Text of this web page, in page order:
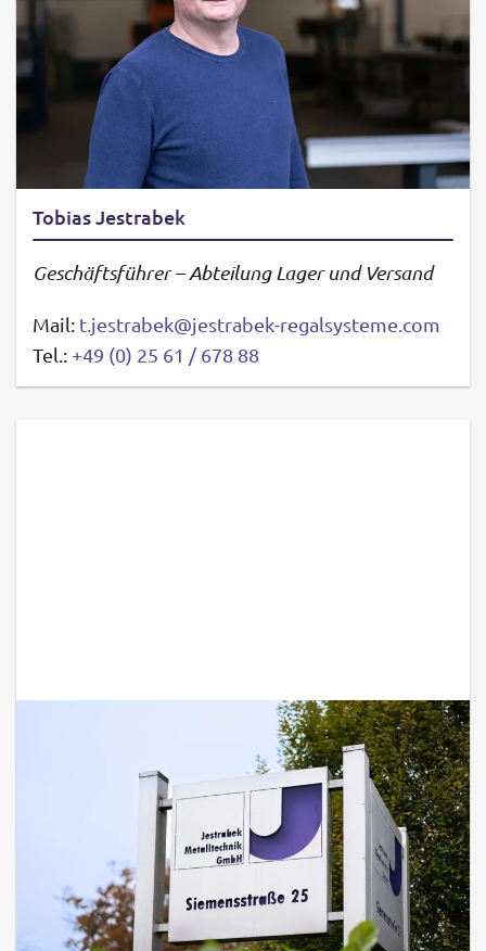
Tobias Jestrabek
Geschäftsführer – Abteilung Lager und Versand
Mail: t.jestrabek@jestrabek-regalsysteme.com
Tel.: +49 (0) 25 61 / 678 88